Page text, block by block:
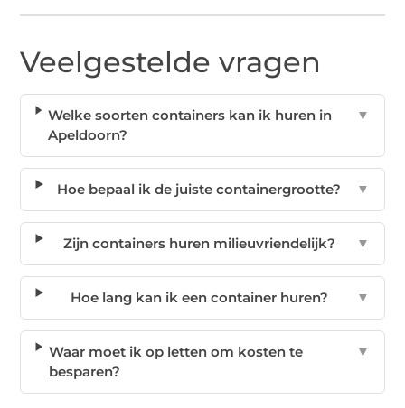
Veelgestelde vragen
Welke soorten containers kan ik huren in
Apeldoorn?
▼
Hoe bepaal ik de juiste containergrootte? ▼
Zijn containers huren milieuvriendelijk? ▼
Hoe lang kan ik een container huren? ▼
Waar moet ik op letten om kosten te
besparen?
▼